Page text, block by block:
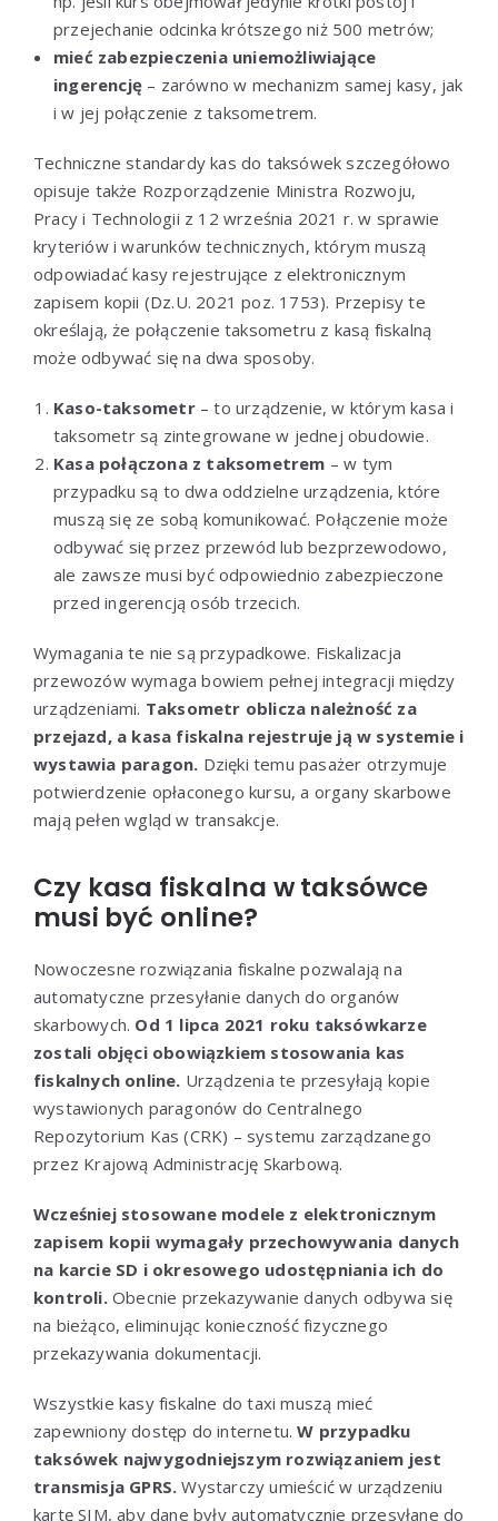
przejechanie odcinka krótszego niż 500 metrów;
mieć zabezpieczenia uniemożliwiające
ingerencję – zarówno w mechanizm samej kasy, jak
i w jej połączenie z taksometrem.
Techniczne standardy kas do taksówek szczegółowo
opisuje także Rozporządzenie Ministra Rozwoju,
Pracy i Technologii z 12 września 2021 r. w sprawie
kryteriów i warunków technicznych, którym muszą
odpowiadać kasy rejestrujące z elektronicznym
zapisem kopii (Dz.U. 2021 poz. 1753). Przepisy te
określają, że połączenie taksometru z kasą fiskalną
może odbywać się na dwa sposoby.
Kaso-taksometr– to urządzenie, w którym kasa i
taksometr są zintegrowane w jednej obudowie.
Kasa połączona z taksometrem – w tym
przypadku są to dwa oddzielne urządzenia, które
muszą się ze sobą komunikować. Połączenie może
odbywać się przez przewód lub bezprzewodowo,
ale zawsze musi być odpowiednio zabezpieczone
przed ingerencją osób trzecich.
Wymagania te nie są przypadkowe. Fiskalizacja
przewozów wymaga bowiem pełnej integracji między
urządzeniami. Taksometr oblicza należność za
przejazd, a kasa fiskalna rejestruje ją w systemie i
wystawia paragon. Dzięki temu pasażer otrzymuje
potwierdzenie opłaconego kursu, a organy skarbowe
mają pełen wgląd w transakcje.
Czy kasa fiskalna w taksówce
musi być online?
Nowoczesne rozwiązania fiskalne pozwalają na
automatyczne przesyłanie danych do organów
skarbowych. Od 1 lipca 2021 roku taksówkarze
zostali objęci obowiązkiem stosowania kas
fiskalnych online. Urządzenia te przesyłają kopie
wystawionych paragonów do Centralnego
Repozytorium Kas (CRK) – systemu zarządzanego
przez Krajową Administrację Skarbową.
Wcześniej stosowane modele z elektronicznym
zapisem kopii wymagały przechowywania danych
na karcie SD i okresowego udostępniania ich do
kontroli. Obecnie przekazywanie danych odbywa się
na bieżąco, eliminując konieczność fizycznego
przekazywania dokumentacji.
Wszystkie kasy fiskalne do taxi muszą mieć
zapewniony dostęp do internetu.W przypadku
taksówek najwygodniejszym rozwiązaniem jest
transmisja GPRS.Wystarczy umieścić w urządzeniu
kartę SIM, aby dane były automatycznie przesyłane do